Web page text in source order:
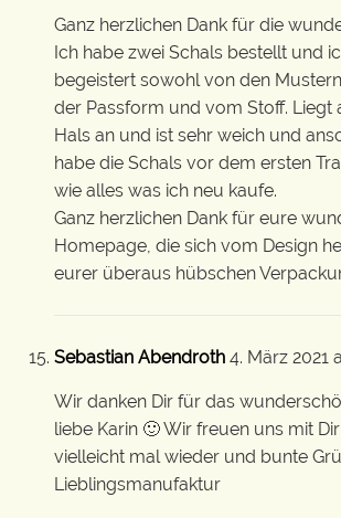
Ganz herzlichen Dank für die
Ich habe zwei Schals bestellt und
begeistert sowohl von den
der Passform und vom Stoff. Liegt
Hals an und ist sehr weich und
habe die Schals vor dem ersten
wie alles was ich neu kaufe.
Ganz herzlichen Dank für eure
Homepage, die sich vom Design
eurer überaus hübschen
Sebastian Abendroth 4. März 2021
Wir danken Dir für das
liebe Karin 🙂 Wir freuen uns mit
vielleicht mal wieder und bunte
Lieblingsmanufaktur